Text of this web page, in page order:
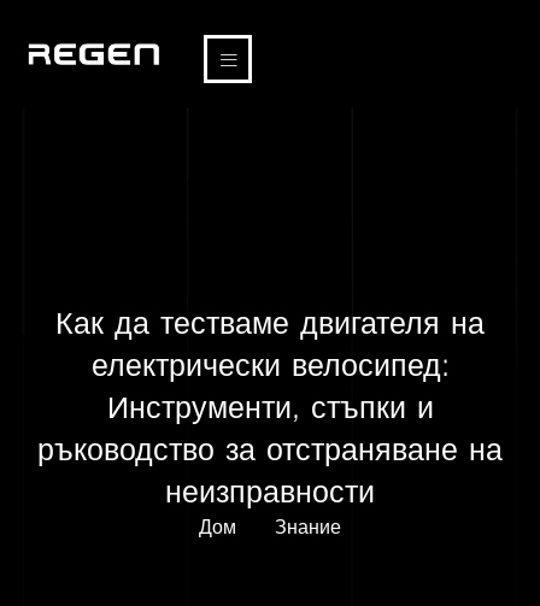
Как да тестваме двигателя на
електрически велосипед:
Инструменти, стъпки и
ръководство за отстраняване на
неизправности
Дом Знание